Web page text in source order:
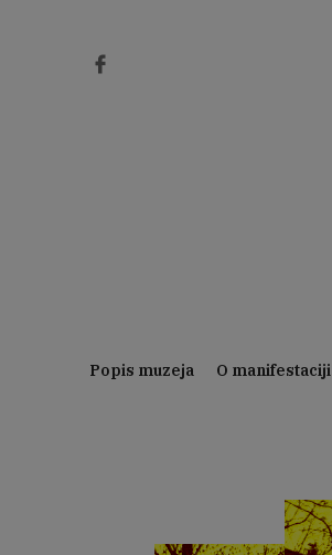
Popis muzeja O manifestaciji